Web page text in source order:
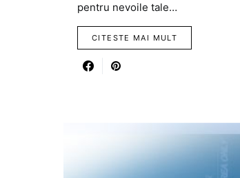
pentru nevoile tale…
CITESTE MAI MULT